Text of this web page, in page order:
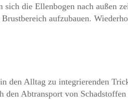
die Ellenbogen nach außen
aufzubauen.
den Alltag zu integrierenden
Abtransport von